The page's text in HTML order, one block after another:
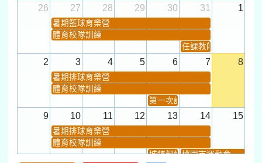
26
27 28 29 30 31 1
暑期籃球育樂營
體育校隊訓練
任課教師抽籤
2 3 4 5 6 7 8
暑期排球育樂營
體育校隊訓練
第一次課發會 (12:30~)
9 10 11 12 13 14 15
暑期排球育樂營
體育校隊訓練
城鎮韌性(防空)演習
桃園市運動會